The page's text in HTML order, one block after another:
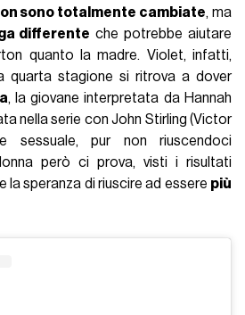
sono totalmente cambiate, ma
differente che potrebbe aiutare
quanto la madre. Violet, infatti,
quarta stagione si ritrova a dover
, la giovane interpretata da Hannah
nella serie con John Stirling (Victor
sessuale, pur non riuscendoci
però ci prova, visti i risultati
la speranza di riuscire ad essere più